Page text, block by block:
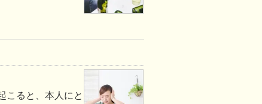
こると、本人にと